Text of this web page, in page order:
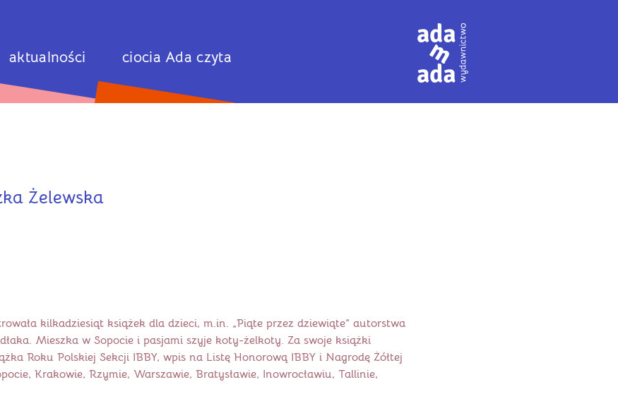
aktualności ciocia Ada czyta
Żelewska
kilkadziesiąt książek dla dzieci, m.in. „Piąte przez dziewiąte” autorstwa
Mieszka w Sopocie i pasjami szyje koty-żelkoty. Za swoje książki
Roku Polskiej Sekcji IBBY, wpis na Listę Honorową IBBY i Nagrodę Żółtej
Krakowie, Rzymie, Warszawie, Bratysławie, Inowrocławiu, Tallinie,